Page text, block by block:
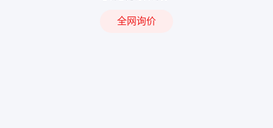
全网询价